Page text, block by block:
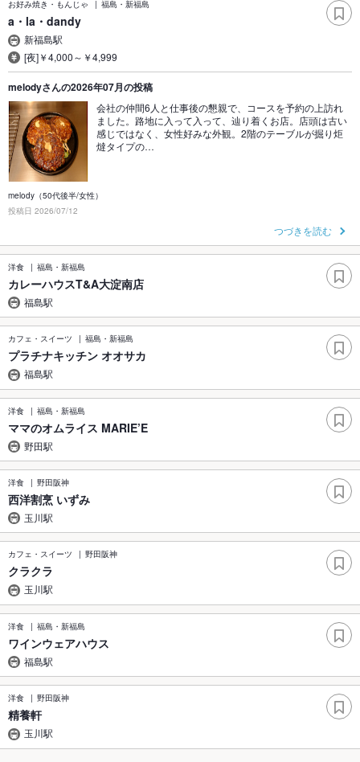
お好み焼き・もんじゃ 福島・新福島
a・la・dandy
新福島駅
[夜]￥4,000～￥4,999
melodyさんの2026年07月の投稿
会社の仲間6人と仕事後の懇親で、コースを予約の上訪れ
ました。路地に入って入って、辿り着くお店。店頭は古い
感じではなく、女性好みな外観。2階のテーブルが掘り炬
燵タイプの…
melody（50代後半/女性）
投稿日 2026/07/12
つづきを読む
洋食 福島・新福島
カレーハウスT&A大淀南店
福島駅
カフェ・スイーツ 福島・新福島
プラチナキッチン オオサカ
福島駅
洋食 福島・新福島
ママのオムライス MARIE’E
野田駅
洋食 野田阪神
西洋割烹 いずみ
玉川駅
カフェ・スイーツ 野田阪神
クラクラ
玉川駅
洋食 福島・新福島
ワインウェアハウス
福島駅
洋食 野田阪神
精養軒
玉川駅